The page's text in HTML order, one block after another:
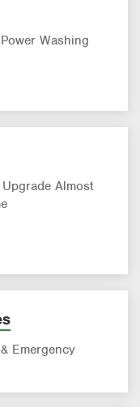
Washing
Almost
Emergency